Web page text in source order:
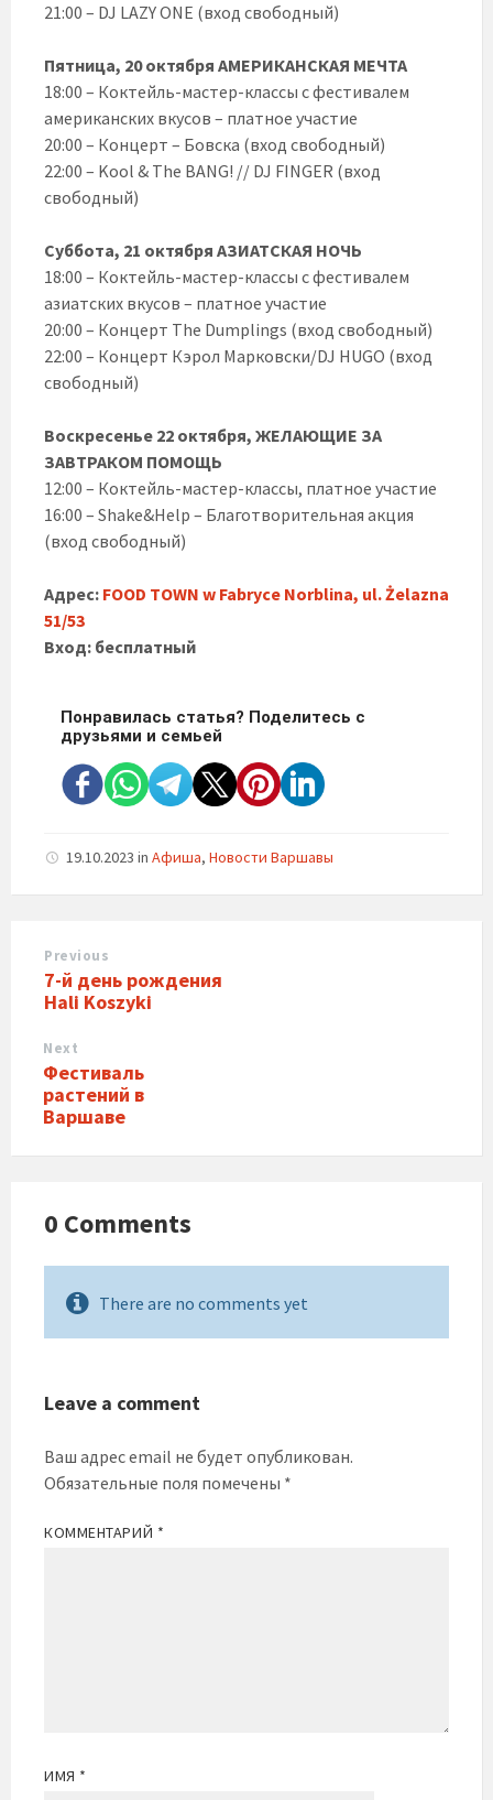
21:00 – DJ LAZY ONE (вход свободный)
Пятница, 20 октября АМЕРИКАНСКАЯ МЕЧТА
18:00 – Коктейль-мастер-классы с фестивалем
американских вкусов – платное участие
20:00 – Концерт – Бовска (вход свободный)
22:00 – Kool & The BANG! // DJ FINGER (вход
свободный)
Суббота, 21 октября АЗИАТСКАЯ НОЧЬ
18:00 – Коктейль-мастер-классы с фестивалем
азиатских вкусов – платное участие
20:00 – Концерт The Dumplings (вход свободный)
22:00 – Концерт Кэрол Марковски/DJ HUGO (вход
свободный)
Воскресенье 22 октября, ЖЕЛАЮЩИЕ ЗА
ЗАВТРАКОМ ПОМОЩЬ
12:00 – Коктейль-мастер-классы, платное участие
16:00 – Shake&Help – Благотворительная акция
(вход свободный)
Адрес: FOOD TOWN w Fabryce Norblina, ul. Żelazna
51/53
Вход: бесплатный
Понравилась статья? Поделитесь с
друзьями и семьей
19.10.2023 in Афиша, Новости Варшавы
Previous
7-й день рождения
Hali Koszyki
Next
Фестиваль
растений в
Варшаве
0 Comments
There are no comments yet
Leave a comment
Ваш адрес email не будет опубликован.
Обязательные поля помечены *
КОММЕНТАРИЙ *
ИМЯ *